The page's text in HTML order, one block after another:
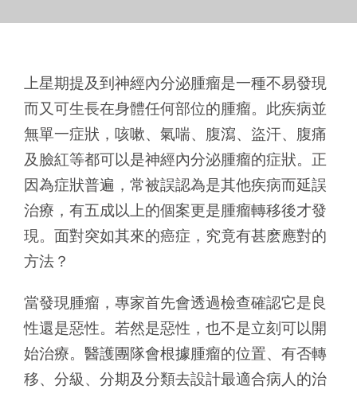
上星期提及到神經內分泌腫瘤是一種不易發現
而又可生長在身體任何部位的腫瘤。此疾病並
無單一症狀，咳嗽、氣喘、腹瀉、盜汗、腹痛
及臉紅等都可以是神經內分泌腫瘤的症狀。正
因為症狀普遍，常被誤認為是其他疾病而延誤
治療，有五成以上的個案更是腫瘤轉移後才發
現。面對突如其來的癌症，究竟有甚麽應對的
方法？
當發現腫瘤，專家首先會透過檢查確認它是良
性還是惡性。若然是惡性，也不是立刻可以開
始治療。醫護團隊會根據腫瘤的位置、有否轉
移、分級、分期及分類去設計最適合病人的治